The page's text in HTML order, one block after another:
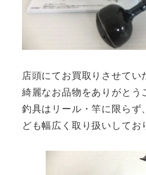
店頭にてお買取りさせてい
綺麗なお品物をありがとう
釣具はリール・竿に限らず
ども幅広く取り扱いしてお